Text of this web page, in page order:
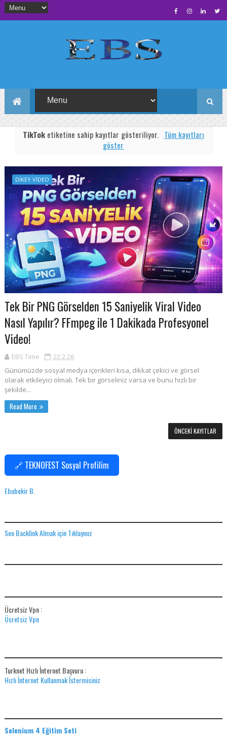
TikTok etiketine sahip kayıtlar gösteriliyor. Tüm kayıtları
göster
DIKEY VIDEO
Tek Bir PNG Görselden 15 Saniyelik Viral Video
Nasıl Yapılır? FFmpeg ile 1 Dakikada Profesyonel
Video!
EBS Time
22.2.26
Günümüzde sosyal medya içerikleri kısa, dikkat çekici ve görsel
olarak etkileyici olmalı. Tek bir görseliniz varsa ve bunu hızlı bir
şekilde...
Read More
ÖNCEKI KAYITLAR
🔗 TEKNOFEST Sosyal Profilim
Ebubekir B.
Seo Backlink Almak için Tıklayınız
Ücretsiz Vpn :
Ücretsiz Vpn
Turknet Hızlı İnternet Başvuru :
Hızlı İnternet Kullanmak İstermisiniz
Selenium 4 Eğitim Seti